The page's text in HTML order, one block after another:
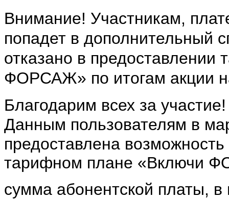
Внимание! Участникам,
попадет в дополнительный
отказано в
ФОРСАЖ» по итогам акции
Благодарим всех за участие!
Данным пользователям в
предоставлена
тарифном плане «Включи
сумма абонентской платы,